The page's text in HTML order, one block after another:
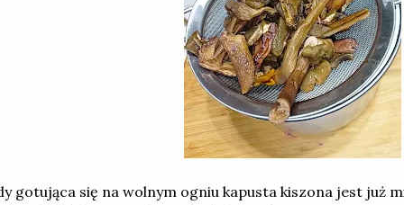
gotująca się na wolnym ogniu kapusta kiszona jest już